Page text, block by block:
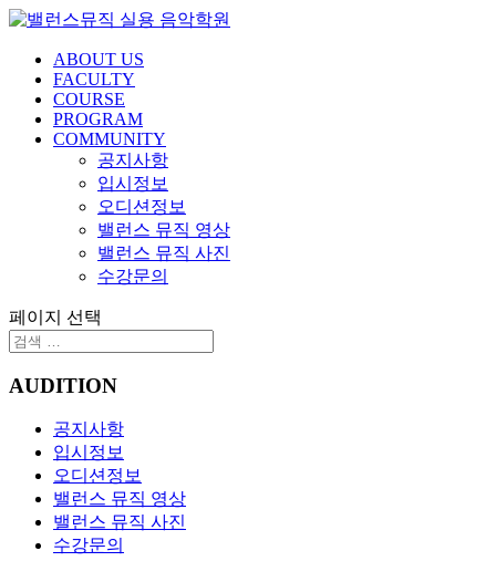
ABOUT US
FACULTY
COURSE
PROGRAM
COMMUNITY
공지사항
입시정보
오디션정보
밸런스 뮤직 영상
밸런스 뮤직 사진
수강문의
페이지 선택
AUDITION
공지사항
입시정보
오디션정보
밸런스 뮤직 영상
밸런스 뮤직 사진
수강문의